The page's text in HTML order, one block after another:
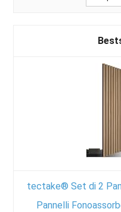
tectake® Set di 2
Pannelli